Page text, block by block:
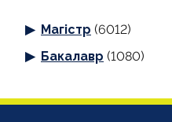
ВИКЛАДАЧУ
АНКЕТУВАННЯ
ДИПЛОМНІ РОБОТИ
Магістр (6012)
Бакалавр (1080)